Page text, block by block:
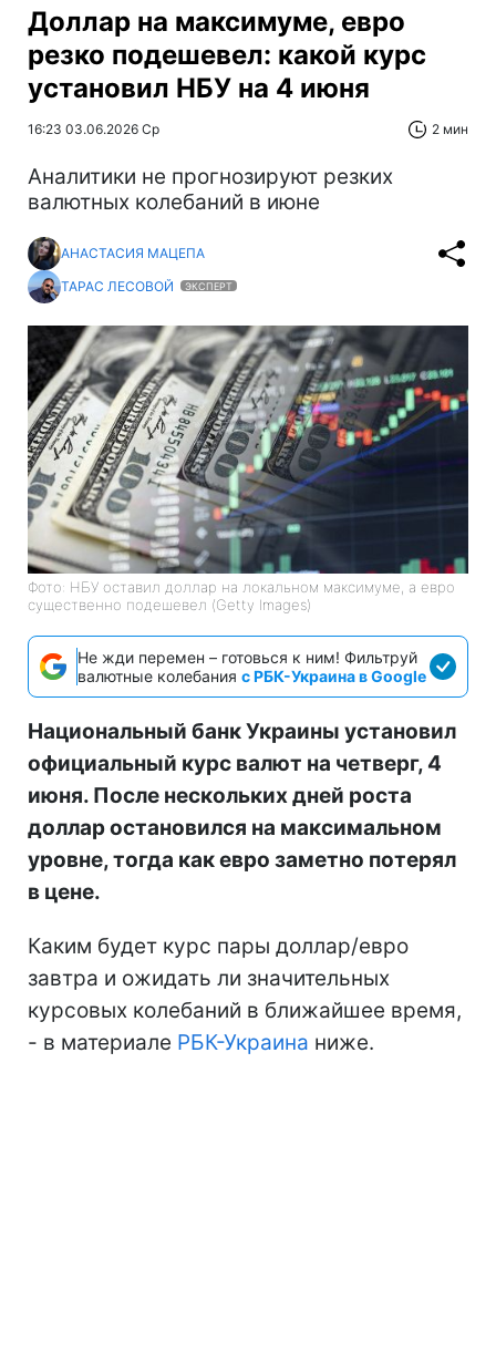
Доллар на максимуме, евро
резко подешевел: какой курс
установил НБУ на 4 июня
16:23 03.06.2026 Ср 2 мин
Аналитики не прогнозируют резких
валютных колебаний в июне
АНАСТАСИЯ МАЦЕПА
ТАРАС ЛЕСОВОЙ
ЭКСПЕРТ
Фото: НБУ оставил доллар на локальном максимуме, а евро
существенно подешевел (Getty Images)
Не жди перемен – готовься к ним! Фильтруй
валютные колебания с РБК-Украина в Google
Национальный банк Украины установил
официальный курс валют на четверг, 4
июня. После нескольких дней роста
доллар остановился на максимальном
уровне, тогда как евро заметно потерял
в цене.
Каким будет курс пары доллар/евро
завтра и ожидать ли значительных
курсовых колебаний в ближайшее время,
- в материале РБК-Украина ниже.